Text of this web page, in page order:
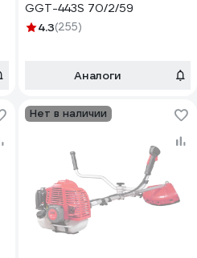
GGT-443S 70/2/59
4.3(255)
Аналоги
Нет в наличии